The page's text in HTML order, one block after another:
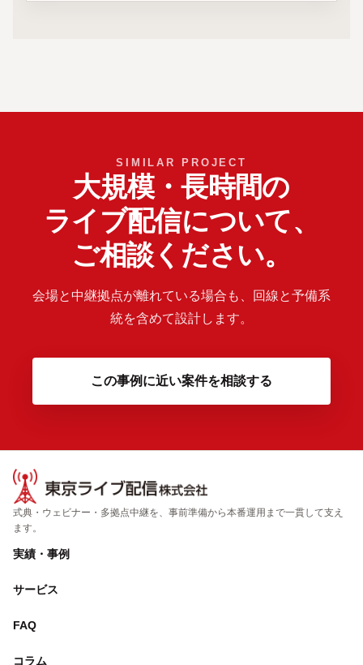
SIMILAR PROJECT
大規模・長時間の
ライブ配信について、
ご相談ください。
会場と中継拠点が離れている場合も、回線と予備系
統を含めて設計します。
この事例に近い案件を相談する
式典・ウェビナー・多拠点中継を、事前準備から本番運用まで一貫して支え
ます。
実績・事例
サービス
FAQ
コラム